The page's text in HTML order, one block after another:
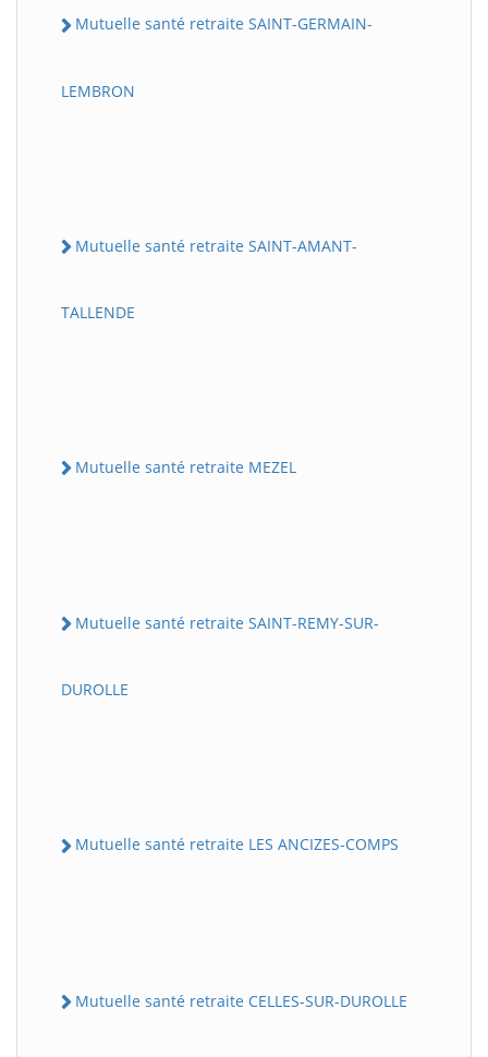
Mutuelle santé retraite SAINT-GERMAIN-
LEMBRON
Mutuelle santé retraite SAINT-AMANT-
TALLENDE
Mutuelle santé retraite MEZEL
Mutuelle santé retraite SAINT-REMY-SUR-
DUROLLE
Mutuelle santé retraite LES ANCIZES-COMPS
Mutuelle santé retraite CELLES-SUR-DUROLLE